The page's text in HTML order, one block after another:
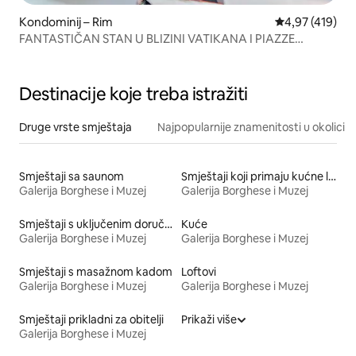
Kondominij – Rim Prosječna
4,97 (419)
FANTASTIČAN STAN U BLIZINI VATIKANA I PIAZZE
Destinacije koje treba istražiti
Druge vrste smještaja Najpopularnije znamenitosti u okolici
Smještaji sa saunom
Galerija Borghese i Muzej
Smještaji koji primaju kućne ljubimce
Galerija Borghese i Muzej
Smještaji s uključenim doručkom
Galerija Borghese i Muzej
Kuće
Galerija Borghese i Muzej
Smještaji s masažnom kadom
Galerija Borghese i Muzej
Loftovi
Galerija Borghese i Muzej
Smještaji prikladni za obitelji
Galerija Borghese i Muzej
Prikaži više